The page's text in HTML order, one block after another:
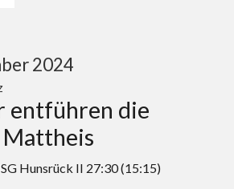
2024
entführen die
Mattheis
Hunsrück II 27:30 (15:15)